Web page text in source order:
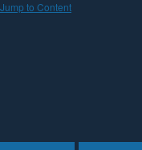
Jump to Content